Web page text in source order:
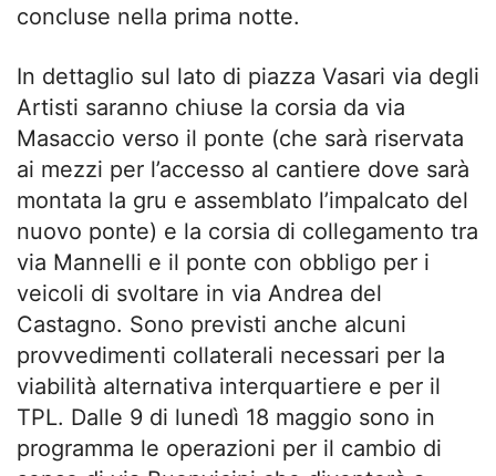
concluse nella prima notte.
In dettaglio sul lato di piazza Vasari via degli
Artisti saranno chiuse la corsia da via
Masaccio verso il ponte (che sarà riservata
ai mezzi per l’accesso al cantiere dove sarà
montata la gru e assemblato l’impalcato del
nuovo ponte) e la corsia di collegamento tra
via Mannelli e il ponte con obbligo per i
veicoli di svoltare in via Andrea del
Castagno. Sono previsti anche alcuni
provvedimenti collaterali necessari per la
viabilità alternativa interquartiere e per il
TPL. Dalle 9 di lunedì 18 maggio sono in
programma le operazioni per il cambio di